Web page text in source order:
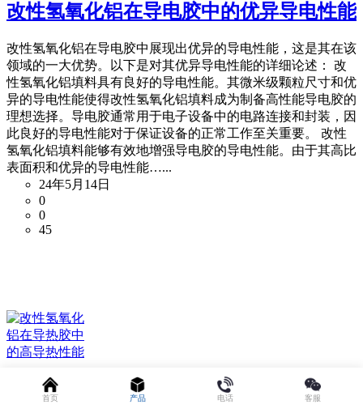
改性氢氧化铝在导电胶中的优异导电性能
改性氢氧化铝在导电胶中展现出优异的导电性能，这是其在该
领域的一大优势。以下是对其优异导电性能的详细论述： 改
性氢氧化铝填料具有良好的导电性能。其微米级颗粒尺寸和优
异的导电性能使得改性氢氧化铝填料成为制备高性能导电胶的
理想选择。导电胶通常用于电子设备中的电路连接和封装，因
此良好的导电性能对于保证设备的正常工作至关重要。 改性
氢氧化铝填料能够有效地增强导电胶的导电性能。由于其高比
表面积和优异的导电性能…...
24年5月14日
0
0
45
首页 产品 电话 客服